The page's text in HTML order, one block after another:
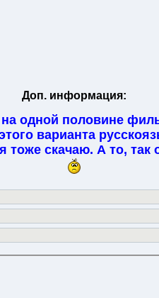
Доп. информация:
одной половине
варианта
скачаю. А то, так